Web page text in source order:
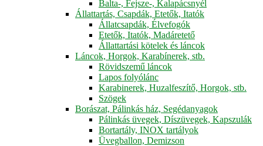
Balta-, Fejsze-, Kalapácsnyél
Állattartás, Csapdák, Etetők, Itatók
Állatcsapdák, Élvefogók
Etetők, Itatók, Madáretető
Állattartási kötelek és láncok
Láncok, Horgok, Karabínerek, stb.
Rövidszemű láncok
Lapos folyólánc
Karabinerek, Huzalfeszítő, Horgok, stb.
Szögek
Borászat, Pálinkás ház, Segédanyagok
Pálinkás üvegek, Díszüvegek, Kapszulák
Bortartály, INOX tartályok
Üvegballon, Demizson